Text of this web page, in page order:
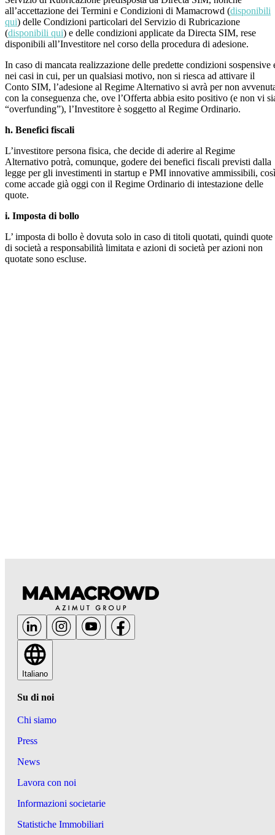
all’accettazione dei Termini e Condizioni di Mamacrowd (disponibili
qui) delle Condizioni particolari del Servizio di Rubricazione
(disponibili qui) e delle condizioni applicate da Directa SIM, rese
disponibili all’Investitore nel corso della procedura di adesione.
In caso di mancata realizzazione delle predette condizioni sospensive
nei casi in cui, per un qualsiasi motivo, non si riesca ad attivare il
Conto SIM, l’adesione al Regime Alternativo si avrà per non
con la conseguenza che, ove l’Offerta abbia esito positivo (e non vi
“overfunding”), l’Investitore è soggetto al Regime Ordinario.
h. Benefici fiscali
L’investitore persona fisica, che decide di aderire al Regime
Alternativo potrà, comunque, godere dei benefici fiscali previsti dalla
legge per gli investimenti in startup e PMI innovative ammissibili, così
come accade già oggi con il Regime Ordinario di intestazione delle
quote.
i. Imposta di bollo
L’ imposta di bollo è dovuta solo in caso di titoli quotati, quindi quote
di società a responsabilità limitata e azioni di società per azioni non
quotate sono escluse.
Italiano
Su di noi
Chi siamo
Press
News
Lavora con noi
Informazioni societarie
Statistiche Immobiliari